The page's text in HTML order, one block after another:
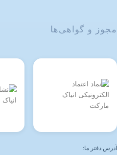
مجوز و گواهی‌ها
آدرس دفتر ما: